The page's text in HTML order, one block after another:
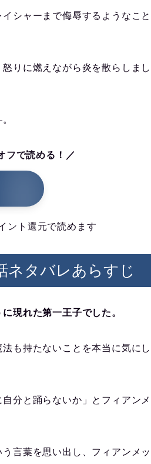
シャーまで侮辱するようなこと
りに燃えながら炎を散らしまし
フで読める！／
ント還元で読めます
ネタバレあらすじ
現れた第一王子でした。
も持たないことを本当に気にし
分と踊らないか」とフィアンメ
言葉を思い出し、フィアンメッ